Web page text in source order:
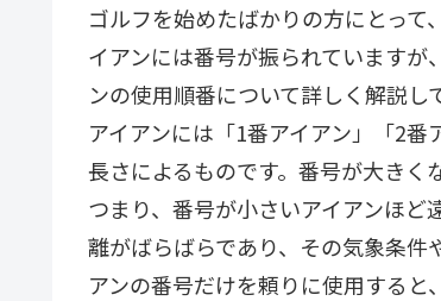
ゴルフを始めたばかりの方にとって
イアンには番号が振られています
ンの使用順番について詳しく解説し
アイアンには「1番アイアン」「2
長さによるものです。番号が大きく
つまり、番号が小さいアイアンほ
離がばらばらであり、その気象条件
アンの番号だけを頼りに使用する